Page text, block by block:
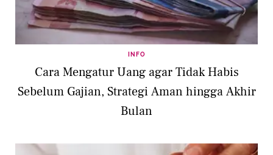
INFO
Cara Mengatur Uang agar Tidak Habis
Sebelum Gajian, Strategi Aman hingga Akhir
Bulan